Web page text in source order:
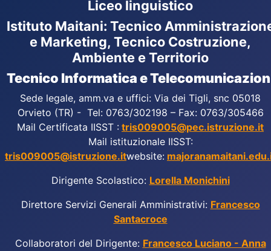
Liceo linguistico
Istituto Maitani: Tecnico
e Marketing, Tecnico Costruzione,
Ambiente e Territorio
Tecnico Informatica e
Sede legale, amm.va e uffici: Via dei Tigli, snc 05018
Orvieto (TR) - Tel: 0763/302198 – Fax: 0763/305466
Mail Certificata IISST : tris009005@pec.istruzione.it
Mail istituzionale IISST:
tris009005@istruzione.itwebsite:
Dirigente Scolastico: Lorella Monichini
Direttore Servizi Generali Amministrativi: Francesco
Santacroce
Collaboratori del Dirigente: Francesco Luciano - Anna